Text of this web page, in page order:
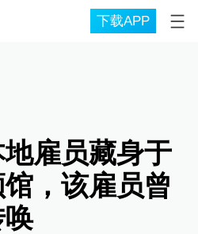
下载APP
雇员藏身于
，该雇员曾